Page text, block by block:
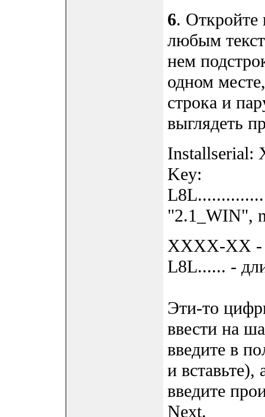
6.
любым
нем
одном
строка и
выглядеть
Key:
"2.1_WIN",
XXXX-XX -
L8L...... -
Эти-то
ввести на
введите в
и
введите
Next.